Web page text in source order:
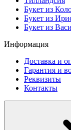
Букет из
Букет из
Букет из
Информация
Доставка и
Гарантия и
Реквизиты
Контакты